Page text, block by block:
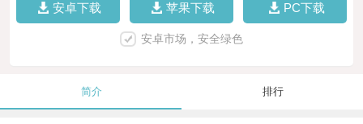
安卓下载 苹果下载 PC下载
安卓市场，安全绿色
简介 排行